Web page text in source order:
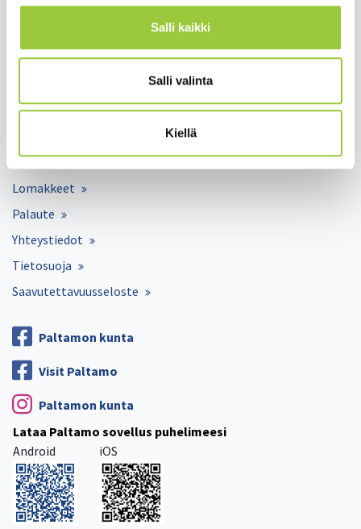
Salli kaikki
Salli valinta
Kiellä
Matkailu ja vapaa-aika
Kunta ja hallinto
Lomakkeet
Palaute
Yhteystiedot
Tietosuoja
Saavutettavuusseloste
Paltamon kunta
Visit Paltamo
Paltamon kunta
Lataa Paltamo sovellus puhelimeesi
Android
iOS